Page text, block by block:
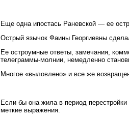
Еще одна ипостась Раневской — ее
Острый язычок Фаины Георгиевны
Ее остроумные ответы, замечания,
телеграммы-молнии, немедленно
Многое «выловлено» и все же
Если бы она жила в период
меткие выражения.